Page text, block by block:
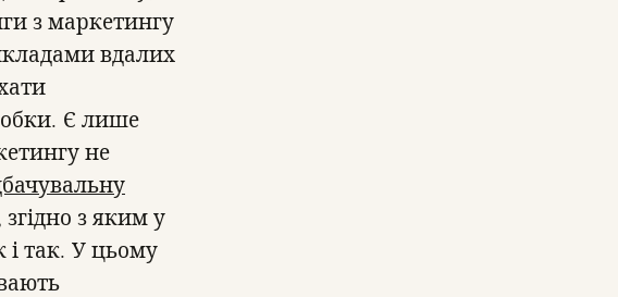
з маркетингу
вдалих
Є лише
не
з яким у
і так. У цьому